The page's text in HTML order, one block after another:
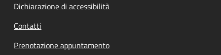
Dichiarazione di accessibilità
Contatti
Prenotazione appuntamento